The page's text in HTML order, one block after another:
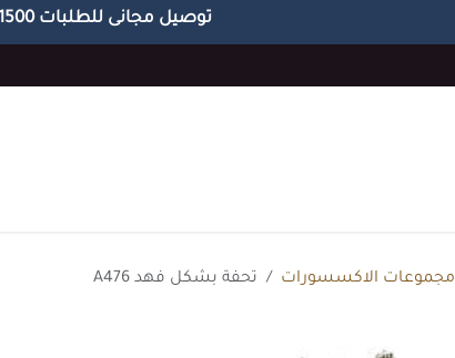
توصيل مجانى للطلبات 1500 فيما فوق
مجموعات الاكسسورات تحفة بشكل فهد A476